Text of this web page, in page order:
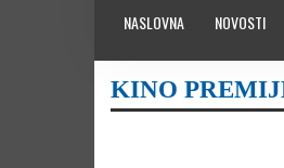
NASLOVNA NOVOSTI
KINO